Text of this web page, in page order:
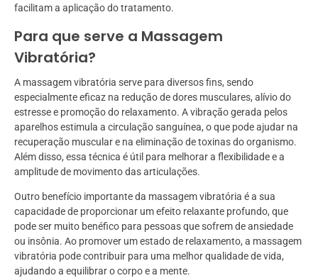
facilitam a aplicação do tratamento.
Para que serve a Massagem
Vibratória?
A massagem vibratória serve para diversos fins, sendo
especialmente eficaz na redução de dores musculares, alívio do
estresse e promoção do relaxamento. A vibração gerada pelos
aparelhos estimula a circulação sanguínea, o que pode ajudar na
recuperação muscular e na eliminação de toxinas do organismo.
Além disso, essa técnica é útil para melhorar a flexibilidade e a
amplitude de movimento das articulações.
Outro benefício importante da massagem vibratória é a sua
capacidade de proporcionar um efeito relaxante profundo, que
pode ser muito benéfico para pessoas que sofrem de ansiedade
ou insônia. Ao promover um estado de relaxamento, a massagem
vibratória pode contribuir para uma melhor qualidade de vida,
ajudando a equilibrar o corpo e a mente.